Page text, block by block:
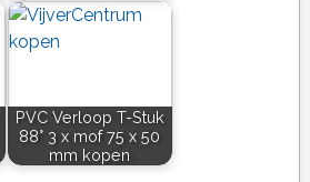
PVC Verloop T-Stuk
88° 3 x mof 75 x 50
mm kopen